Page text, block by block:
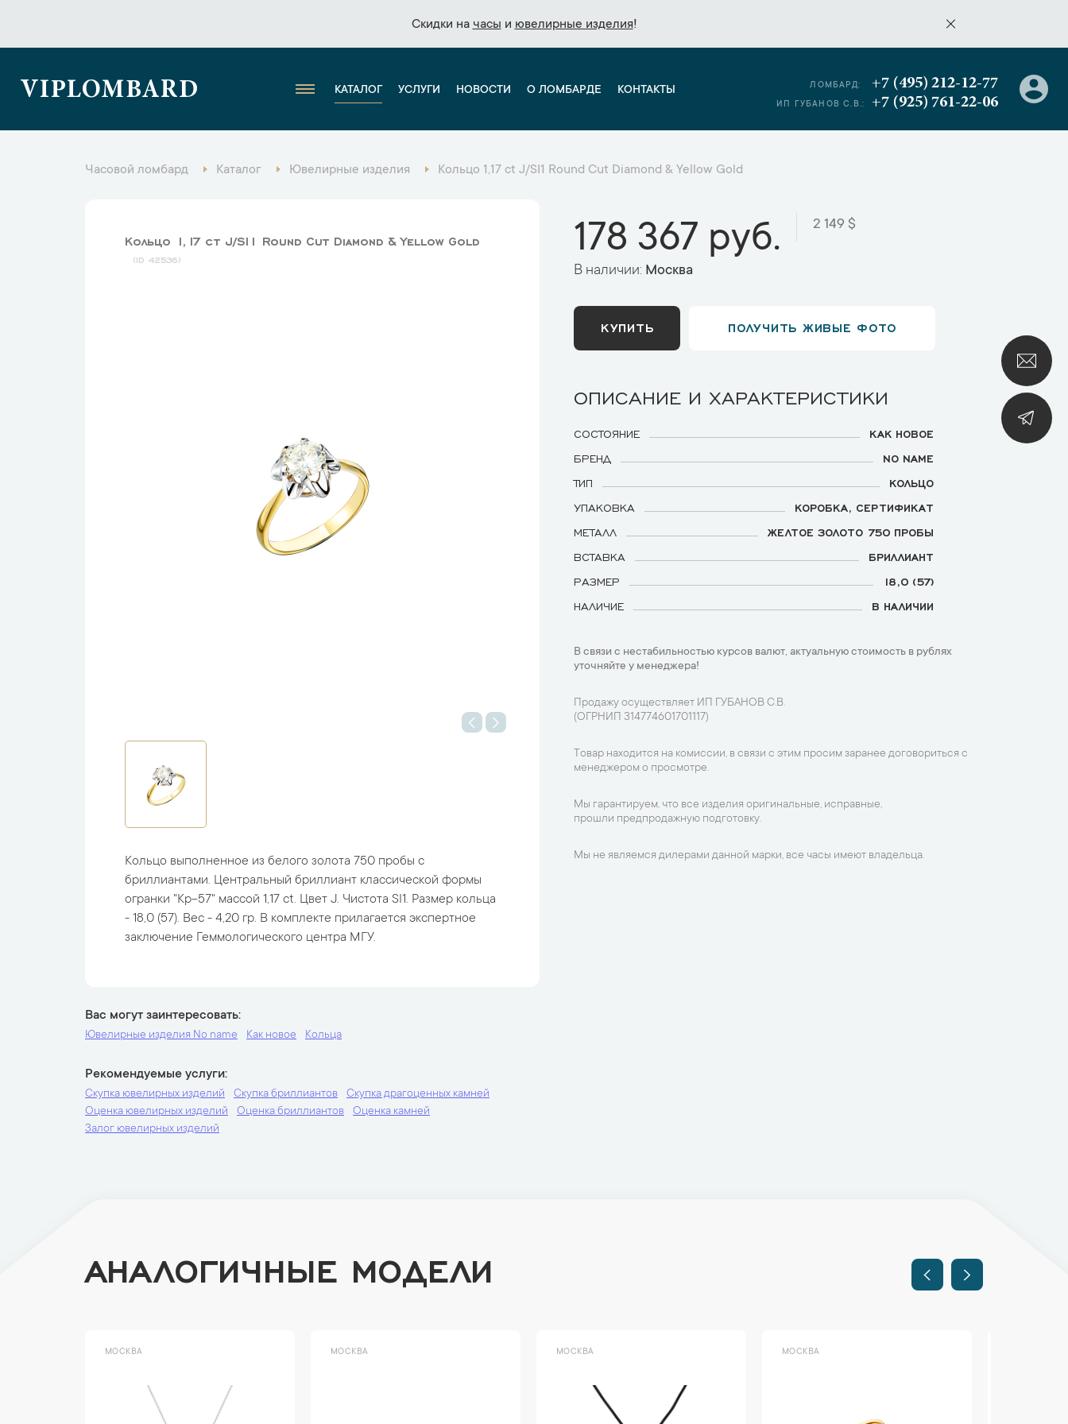
Скидки на часы и ювелирные изделия!
Скидки на часы и ювелирные изделия!
VIPLOMBARD КАТАЛОГ УСЛУГИ НОВОСТИ О ЛОМБАРДЕ КОНТАКТЫ ЛОМБАРД: +7 (495) 212-12-77
ИП ГУБАНОВ С.В.: +7 (925) 761-22-06
Часовой ломбард Каталог Ювелирные изделия Кольцо 1,17 ct J/SI1 Round Cut Diamond & Yellow Gold
Кольцо 1,17 ct J/SI1 Round Cut Diamond & Yellow Gold
42536
Кольцо выполненное из белого золота 750 пробы с
бриллиантами. Центральный бриллиант классической формы
огранки "Кр-57" массой 1,17 ct. Цвет J. Чистота SI1. Размер кольца
- 18,0 (57). Вес - 4,20 гр. В комплекте прилагается экспертное
заключение Геммологического центра МГУ.
Вас могут заинтересовать
Ювелирные изделия No name Как новое Кольца
Рекомендуемые услуги
Скупка ювелирных изделий Скупка бриллиантов
Скупка драгоценных камней
Оценка ювелирных изделий
Оценка бриллиантов
Оценка камней
Залог ювелирных изделий
178 367 руб. 2 149 $
В наличии: Москва
КУПИТЬ ПОЛУЧИТЬ ЖИВЫЕ ФОТО
ОПИСАНИЕ И ХАРАКТЕРИСТИКИ
СОСТОЯНИЕ
КАК НОВОЕ
БРЕНД
NO NAME
ТИП
КОЛЬЦО
УПАКОВКА
КОРОБКА, СЕРТИФИКАТ
МЕТАЛЛ
ЖЕЛТОЕ ЗОЛОТО 750 ПРОБЫ
ВСТАВКА
БРИЛЛИАНТ
РАЗМЕР
18,0 (57)
НАЛИЧИЕ
В НАЛИЧИИ
В связи с нестабильностью курсов валют, актуальную стоимость в рублях
уточняйте у менеджера!
Продажу осуществляет ИП ГУБАНОВ С.В.
(ОГРНИП 314774601701117)
Товар находится на комиссии, в связи с этим просим заранее договориться с
менеджером о просмотре.
Мы гарантируем, что все изделия оригинальные, исправные,
прошли предпродажную подготовку.
Мы не являемся дилерами данной марки, все часы имеют владельца.
АНАЛОГИЧНЫЕ МОДЕЛИ
МОСКВА МОСКВА МОСКВА МОСКВА